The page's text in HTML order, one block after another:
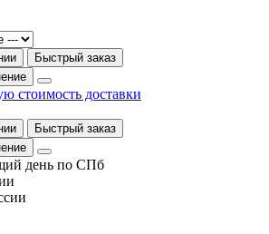
Быстрый заказ
стоимость доставки
Быстрый заказ
день по СПб